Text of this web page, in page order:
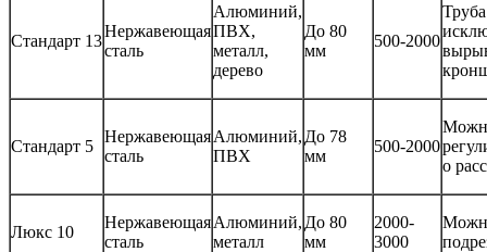
Стандарт 13
Нержавеющая
сталь
Алюминий,
ПВХ,
металл,
дерево
До 80
мм
500-2000
Труба
Стандарт 5
Нержавеющая
сталь
Алюминий,
ПВХ
До 78
мм
500-2000
о
Люкс 10
Нержавеющая
сталь
Алюминий,
металл
До 80
мм
2000-
3000